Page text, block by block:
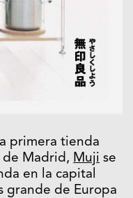
primera tienda
de Madrid, Muji se
en la capital
grande de Europa